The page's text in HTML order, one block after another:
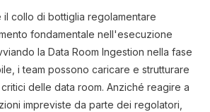
il collo di bottiglia regolamentare
fondamentale nell'esecuzione
la Data Room Ingestion nella fase
i team possono caricare e strutturare
delle data room. Anziché reagire a
impreviste da parte dei regolatori,